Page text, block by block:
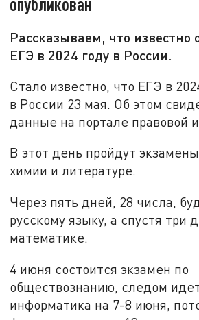
Рассказываем, что известно
ЕГЭ в 2024 году в России.
Стало известно, что ЕГЭ в
в России 23 мая. Об этом
данные на портале правовой
В этот день пройдут
химии и литературе.
Через пять дней, 28 числа,
русскому языку, а спустя три
математике.
4 июня состоится экзамен по
обществознанию, следом
информатика на 7-8 июня,